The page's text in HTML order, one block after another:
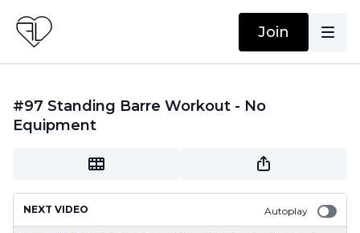
Join
#97 Standing Barre Workout - No
Equipment
NEXT VIDEO Autoplay